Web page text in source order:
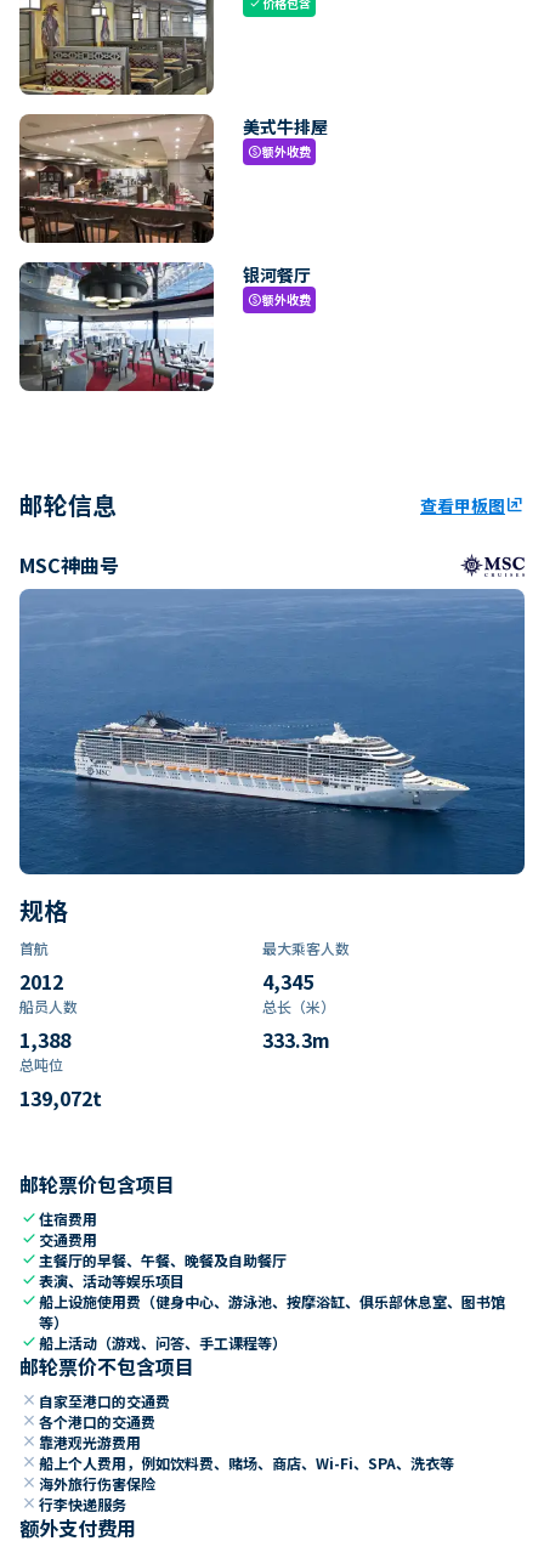
check
美式牛排屋
paid额外收费
银河餐厅
paid额外收费
邮轮信息 查看甲板图ungroup
MSC神曲号
规格
首航
2012
最大乘客人数
4,345
船员人数
1,388
总长（米）
333.3m
总吨位
139,072t
邮轮票价包含项目
check住宿费用
check 交通费用
check 主餐厅的早餐、午餐、晚餐及自助餐厅
check表演、活动等娱乐项目
check船上设施使用费（健身中心、游泳池、按摩浴缸、俱乐部休息室、图书馆
等）
check船上活动（游戏、问答、手工课程等）
邮轮票价不包含项目
close 自家至港口的交通费
close 各个港口的交通费
close 靠港观光游费用
close 船上个人费用，例如饮料费、赌场、商店、Wi-Fi、SPA、洗衣等
close 海外旅行伤害保险
close 行李快递服务
额外支付费用